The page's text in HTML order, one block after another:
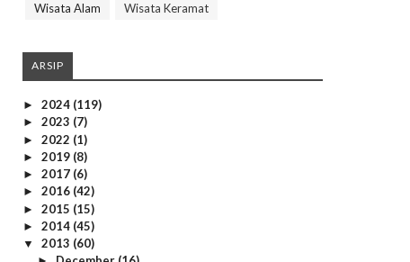
Wisata Alam
Wisata Keramat
ARSIP
► 2024 (119)
► 2023 (7)
► 2022 (1)
► 2019 (8)
► 2017 (6)
► 2016 (42)
► 2015 (15)
► 2014 (45)
▼ 2013 (60)